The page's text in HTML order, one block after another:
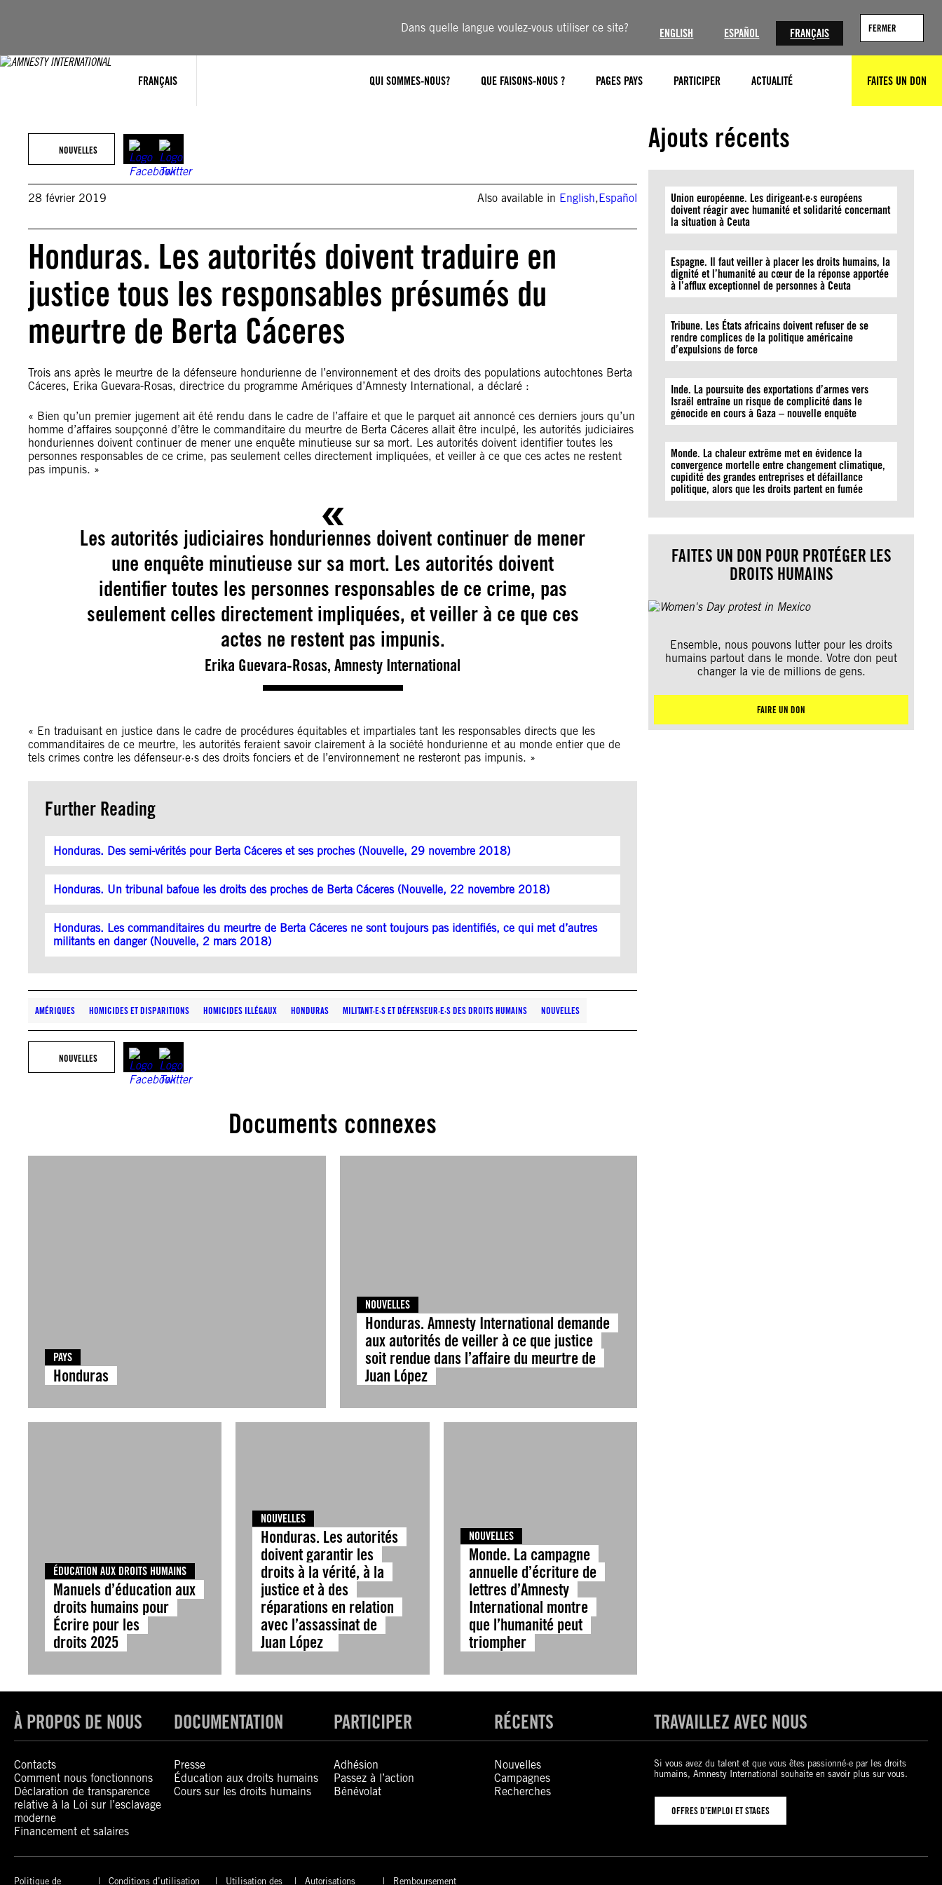
Dans quelle langue voulez-vous utiliser ce site? ENGLISH ESPAÑOL FRANÇAIS FERMER
FRANÇAIS QUI SOMMES-NOUS? QUE FAISONS-NOUS ? PAGES PAYS PARTICIPER ACTUALITÉ RECHERCHERFAITES UN DON
NOUVELLES
28 février 2019 Also available in English,Español
Honduras. Les autorités doivent traduire en
justice tous les responsables présumés du
meurtre de Berta Cáceres
Trois ans après le meurtre de la défenseure hondurienne de l’environnement et des droits des populations autochtones Berta
Cáceres, Erika Guevara-Rosas, directrice du programme Amériques d’Amnesty International, a déclaré :
« Bien qu’un premier jugement ait été rendu dans le cadre de l’affaire et que le parquet ait annoncé ces derniers jours qu’un
homme d’affaires soupçonné d’être le commanditaire du meurtre de Berta Cáceres allait être inculpé, les autorités judiciaires
honduriennes doivent continuer de mener une enquête minutieuse sur sa mort. Les autorités doivent identifier toutes les
personnes responsables de ce crime, pas seulement celles directement impliquées, et veiller à ce que ces actes ne restent
pas impunis. »
Les autorités judiciaires honduriennes doivent continuer de mener
une enquête minutieuse sur sa mort. Les autorités doivent
identifier toutes les personnes responsables de ce crime, pas
seulement celles directement impliquées, et veiller à ce que ces
actes ne restent pas impunis.
Erika Guevara-Rosas, Amnesty International
« En traduisant en justice dans le cadre de procédures équitables et impartiales tant les responsables directs que les
commanditaires de ce meurtre, les autorités feraient savoir clairement à la société hondurienne et au monde entier que de
tels crimes contre les défenseur·e·s des droits fonciers et de l’environnement ne resteront pas impunis. »
Further Reading
Honduras. Des semi-vérités pour Berta Cáceres et ses proches (Nouvelle, 29 novembre 2018)
Honduras. Un tribunal bafoue les droits des proches de Berta Cáceres (Nouvelle, 22 novembre 2018)
Honduras. Les commanditaires du meurtre de Berta Cáceres ne sont toujours pas identifiés, ce qui met d’autres
militants en danger (Nouvelle, 2 mars 2018)
AMÉRIQUES HOMICIDES ET DISPARITIONS HOMICIDES ILLÉGAUX HONDURAS MILITANT·E·S ET DÉFENSEUR·E·S DES DROITS HUMAINS NOUVELLES
NOUVELLES
Documents connexes
PAYS
Honduras
NOUVELLES
Honduras. Amnesty International demande
aux autorités de veiller à ce que justice
soit rendue dans l’affaire du meurtre de
Juan López
ÉDUCATION AUX DROITS HUMAINS
Manuels d’éducation aux
droits humains pour
Écrire pour les
droits 2025
NOUVELLES
Honduras. Les autorités
doivent garantir les
droits à la vérité, à la
justice et à des
réparations en relation
avec l’assassinat de
Juan López
NOUVELLES
Monde. La campagne
annuelle d’écriture de
lettres d’Amnesty
International montre
que l’humanité peut
triompher
Ajouts récents
Union européenne. Les dirigeant·e·s européens
doivent réagir avec humanité et solidarité concernant
la situation à Ceuta
Espagne. Il faut veiller à placer les droits humains, la
dignité et l’humanité au cœur de la réponse apportée
à l’afflux exceptionnel de personnes à Ceuta
Tribune. Les États africains doivent refuser de se
rendre complices de la politique américaine
d’expulsions de force
Inde. La poursuite des exportations d’armes vers
Israël entraîne un risque de complicité dans le
génocide en cours à Gaza – nouvelle enquête
Monde. La chaleur extrême met en évidence la
convergence mortelle entre changement climatique,
cupidité des grandes entreprises et défaillance
politique, alors que les droits partent en fumée
FAITES UN DON POUR PROTÉGER LES
DROITS HUMAINS
Ensemble, nous pouvons lutter pour les droits
humains partout dans le monde. Votre don peut
changer la vie de millions de gens.
FAIRE UN DON
À PROPOS DE NOUS
Contacts
Comment nous fonctionnons
Déclaration de transparence
relative à la Loi sur l’esclavage
moderne
Financement et salaires
DOCUMENTATION
Presse
Éducation aux droits humains
Cours sur les droits humains
PARTICIPER
Adhésion
Passez à l’action
Bénévolat
RÉCENTS
Nouvelles
Campagnes
Recherches
TRAVAILLEZ AVEC NOUS
Si vous avez du talent et que vous êtes passionné-e par les droits
humains, Amnesty International souhaite en savoir plus sur vous.
OFFRES D’EMPLOI ET STAGES
Politique de Conditions d’utilisation Utilisation des Autorisations Remboursement